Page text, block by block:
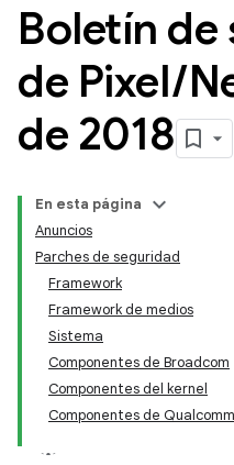
Boletín de
de Pixel/
de 2018
En esta página
Anuncios
Parches de seguridad
Framework
Framework de medios
Sistema
Componentes de Broadcom
Componentes del kernel
Componentes de Qualcomm